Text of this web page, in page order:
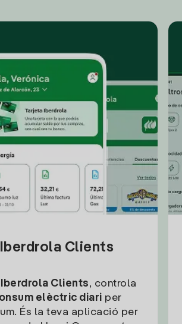
Clients
Clients, controla
elèctric diari per
És la teva aplicació per